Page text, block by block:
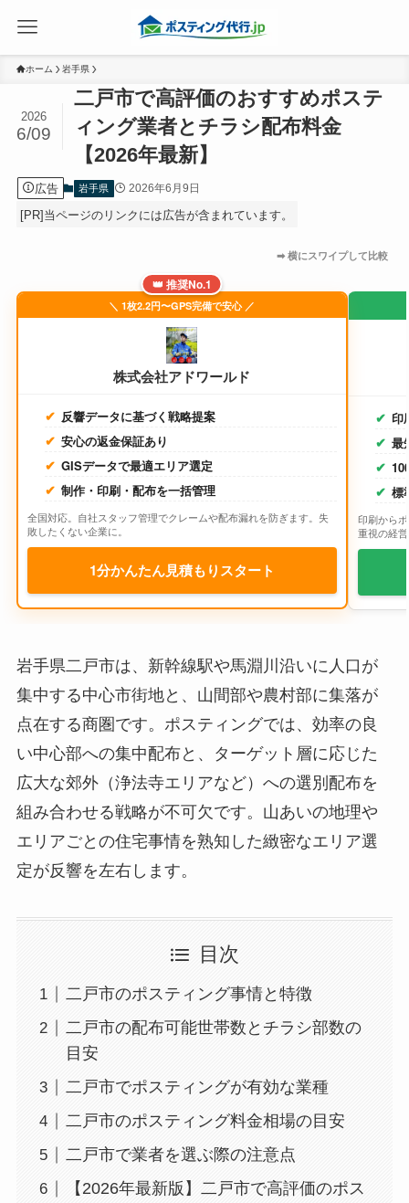
ホーム 岩手県
二戸市で高評価のおすすめポステ
ィング業者とチラシ配布料金
【2026年最新】
2026
6/09
広告 岩手県 2026年6月9日
[PR]当ページのリンクには広告が含まれています。
👑 推奨No.1
＼ 1枚2.2円〜GPS完備で安心 ／
株式会社アドワールド
反響データに基づく戦略提案
安心の返金保証あり
GISデータで最適エリア選定
制作・印刷・配布を一括管理
全国対応。自社スタッフ管理でクレームや配布漏れを防ぎます。失
敗したくない企業に。
1分かんたん見積もりスタート
印
最
標
印刷から
重視の経
岩手県二戸市は、新幹線駅や馬淵川沿いに人口が
集中する中心市街地と、山間部や農村部に集落が
点在する商圏です。ポスティングでは、効率の良
い中心部への集中配布と、ターゲット層に応じた
広大な郊外（浄法寺エリアなど）への選別配布を
組み合わせる戦略が不可欠です。山あいの地理や
エリアごとの住宅事情を熟知した緻密なエリア選
定が反響を左右します。
目次
二戸市のポスティング事情と特徴
二戸市の配布可能世帯数とチラシ部数の
目安
二戸市でポスティングが有効な業種
二戸市のポスティング料金相場の目安
二戸市で業者を選ぶ際の注意点
【2026年最新版】二戸市で高評価のポス